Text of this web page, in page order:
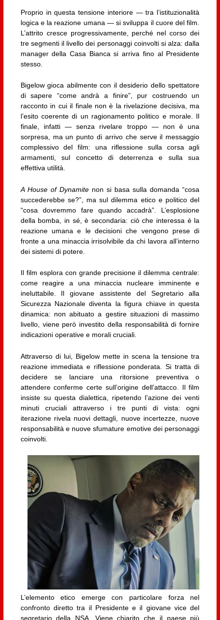
Proprio in questa tensione interiore — tra l’istituzionalità
logica e la reazione umana — si sviluppa il cuore del film.
L’attrito cresce progressivamente, perché nel corso dei
tre segmenti il livello dei personaggi coinvolti si alza: dalla
manager della Casa Bianca si arriva fino al Presidente
stesso.
Bigelow gioca abilmente con il desiderio dello spettatore
di sapere “come andrà a finire”, pur costruendo un
racconto in cui il finale non è la rivelazione decisiva, ma
l’esito coerente di un ragionamento politico e morale. Il
finale, infatti — senza rivelare troppo — non è una
sorpresa, ma un punto di arrivo che serve il messaggio
complessivo del film: una riflessione sulla corsa agli
armamenti, sul concetto di deterrenza e sulla sua
effettiva utilità.
A House of Dynamitenon si basa sulla domanda “cosa
succederebbe se?”, ma sul dilemma etico e politico del
“cosa dovremmo fare quando accadrà”. L’esplosione
della bomba, in sé, è secondaria: ciò che interessa è la
reazione umana e le decisioni che vengono prese di
fronte a una minaccia irrisolvibile da chi lavora all’interno
dei sistemi di potere.
Il film esplora con grande precisione il dilemma centrale:
come reagire a una minaccia nucleare imminente e
ineluttabile. Il giovane assistente del Segretario alla
Sicurezza Nazionale diventa la figura chiave in questa
dinamica: non abituato a gestire situazioni di massimo
livello, viene però investito della responsabilità di fornire
indicazioni operative e morali cruciali.
Attraverso di lui, Bigelow mette in scena la tensione tra
reazione immediata e riflessione ponderata. Si tratta di
decidere se lanciare una ritorsione preventiva o
attendere conferme certe sull’origine dell’attacco. Il film
insiste su questa dialettica, ripetendo l’azione dei venti
minuti cruciali attraverso i tre punti di vista: ogni
iterazione rivela nuovi dettagli, nuove incertezze, nuove
responsabilità e nuove sfumature emotive dei personaggi
coinvolti.
L’elemento etico emerge con particolare forza nel
confronto diretto tra il Presidente e il giovane vice del
segretario della NSA. Viene chiarito che il paese più